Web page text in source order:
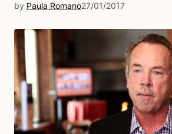
by Paula Romano27/01/2017